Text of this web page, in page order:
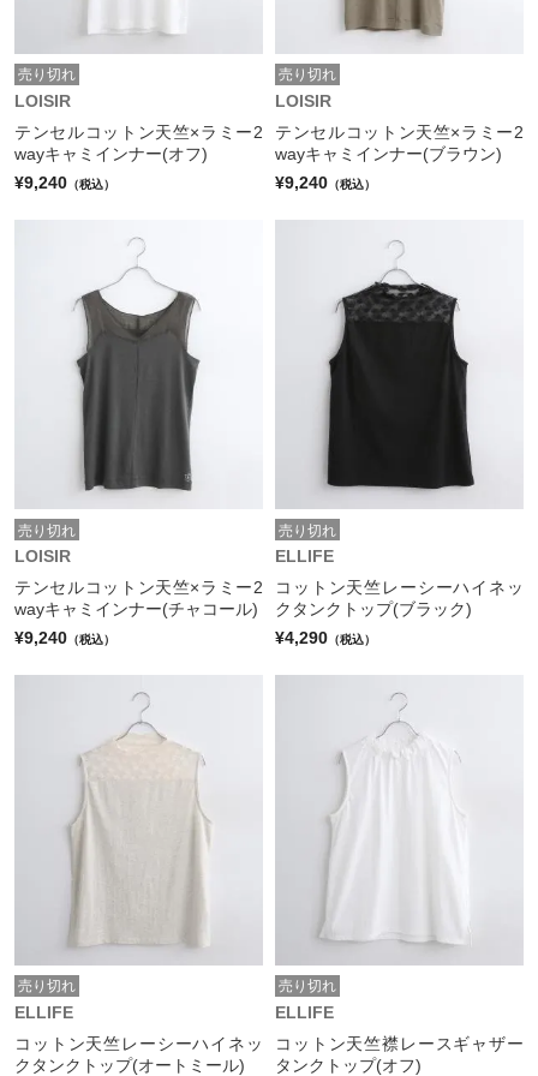
売り切れ
LOISIR
テンセルコットン天竺×ラミー2
wayキャミインナー(オフ)
¥9,240 （税込）
売り切れ
LOISIR
テンセルコットン天竺×ラミー2
wayキャミインナー(ブラウン)
¥9,240 （税込）
売り切れ
LOISIR
テンセルコットン天竺×ラミー2
wayキャミインナー(チャコール)
¥9,240 （税込）
売り切れ
ELLIFE
コットン天竺レーシーハイネッ
クタンクトップ(ブラック)
¥4,290 （税込）
売り切れ
ELLIFE
コットン天竺レーシーハイネッ
クタンクトップ(オートミール)
売り切れ
ELLIFE
コットン天竺襟レースギャザー
タンクトップ(オフ)